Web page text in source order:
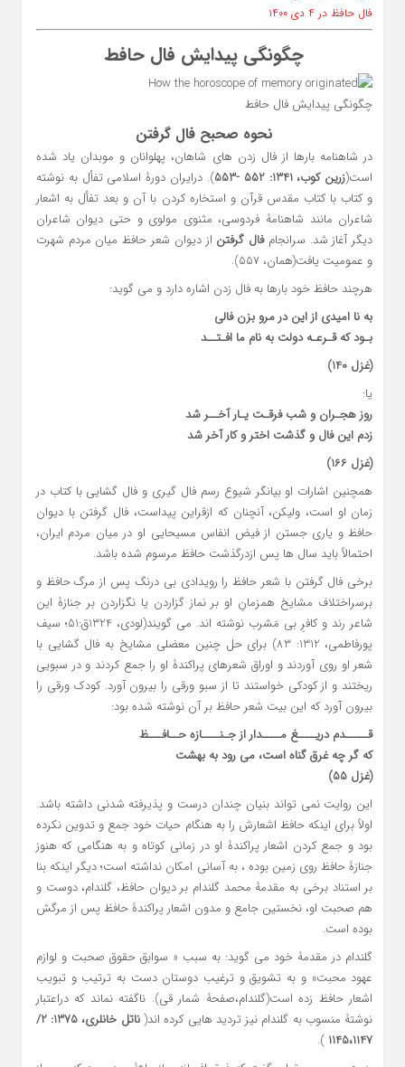
فال حافظ در ۴ دی ۱۴۰۰
چگونگی پیدایش فال حافط
چگونگی پیدایش فال حافط
نحوه صحبح فال گرفتن
در شاهنامه بارها از فال زدن های شاهان، پهلوانان و موبدان یاد شده
است(زرین کوب، 1341: 552 -553
). درایران دورۀ اسلامی تفأل به نوشته
و کتاب با کتاب مقدس قرآن و استخاره کردن با آن و بعد تفأل به اشعار
شاعران مانند شاهنامۀ فردوسی، مثنوی مولوی و حتی دیوان شاعران
دیگر آغاز شد. سرانجامفال گرفتن از دیوان شعر حافظ میان مردم شهرت
و عمومیت یافت(همان، 557).
هرچند حافظ خود بارها به فال زدن اشاره دارد و می گوید:
به نا امیدی از این در مرو بزن فالی
بـود که قـرعـۀ دولت به نام ما افـتــد
(غزل 140)
یا:
روز هجـران و شب فرقـت یـار آخــر شد
زدم این فال و گذشت اختر و کار آخر شد
(غزل 166)
همچنین اشارات او بیانگر شیوع رسم فال گیری و فال گشایی با کتاب در
زمان او است، ولیکن، آنچنان که ازقراین پیداست، فال گرفتن با دیوان
حافظ و یاری جستن از فیض انفاس مسیحایی او در میان مردم ایران،
احتمالاً باید سال ها پس ازدرگذشت حافظ مرسوم شده باشد.
برخی فال گرفتن با شعر حافظ را رویدادی بی درنگ پس از مرگ حافظ و
برسراختلاف مشایخ همزمانِ او بر نماز گزاردن یا نگزاردن بر جنازۀ این
شاعر رند و کافرِ بی مَشرب نوشته اند. می گویند(لودی، 1324ق:51؛ سیف
پورفاطمی، 1312: 83) برای حل چنین معضلی مشایخ به فال گشایی با
شعر او روی آوردند و اوراق شعرهای پراکندۀ او را جمع کردند و در سبویی
ریختند و از کودکی خواستند تا از سبو ورقی را بیرون آورد. کودک ورقی را
بیرون آورد که این بیت شعر حافظ بر آن نوشته شده بود:
قـــــدم دریــــغ مــــدار از جـنــــازۀ حــافـــظ
که گر چه غرق گناه است، می رود به بهشت
(غزل 55)
این روایت نمی تواند بنیان چندان درست و پذیرفته شدنی داشته باشد.
اولاً برای اینکه حافظ اشعارش را به هنگام حیات خود جمع و تدوین نکرده
بود و جمع کردن اشعار پراکندۀ او در زمانی کوتاه و به هنگامی که هنوز
جنازۀ حافظ روی زمین بوده ، به آسانی امکان نداشته است؛ دیگر اینکه بنا
بر استناد برخی به مقدمۀ محمد گلندام بر دیوان حافظ، گلندام، دوست و
هم صحبت او، نخستین جامع و مدون اشعار پراکندۀ حافظ پس از مرگش
بوده است.
گلندام در مقدمۀ خود می گوید: به سبب « سوابق حقوق صحبت و لوازم
عهود محبت» و به تشویق و ترغیب دوستان دست به ترتیب و تبویب
اشعار حافظ زده است(گلندام،صفحۀ شمار قی). ناگفته نماند که دراعتبار
نوشتۀ منسوب به گلندام نیز تردید هایی کرده اند(
ناتل خانلری، 1375: 2/
1145،1147 ).